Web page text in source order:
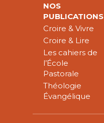
NOS
PUBLICATIONS
Croire & Vivre
Croire & Lire
Les cahiers de
l’École
Pastorale
Théologie
Évangélique